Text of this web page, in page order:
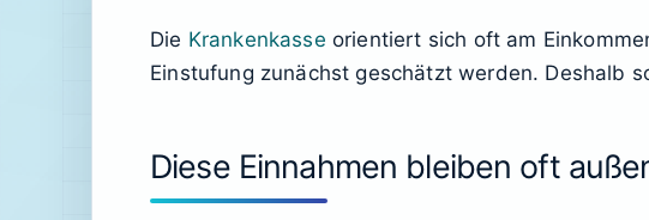
Die Krankenkasse orientiert sich oft am
Einstufung zunächst geschätzt werden. Deshalb
Diese Einnahmen bleiben oft